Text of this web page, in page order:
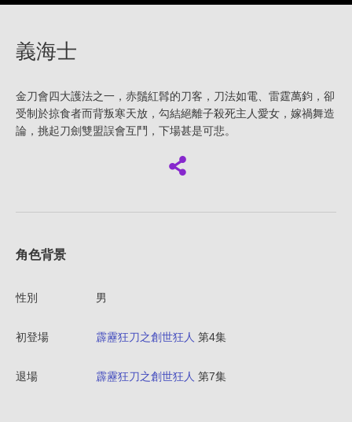
義海士
金刀會四大護法之一，赤鬚紅髥的刀客，刀法如電、雷霆萬鈞，卻
受制於掠食者而背叛寒天放，勾結絕離子殺死主人愛女，嫁禍舞造
論，挑起刀劍雙盟誤會互鬥，下場甚是可悲。
角色背景
性別 男
初登場 霹靂狂刀之創世狂人 第4集
退場 霹靂狂刀之創世狂人 第7集